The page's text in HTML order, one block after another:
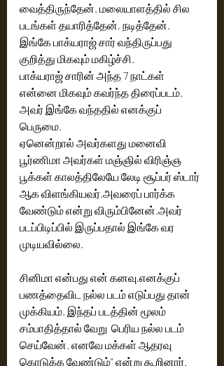
வைத்திருந்தேன். மலையாளத்தில் சில
படங்கள் தயாரித்தேன், நடித்தேன்.
இங்கே பாக்யராஜ் சார் வந்திருப்பது
குறித்து மிகவும் மகிழ்ச்சி.
பாக்யராஜ் சாரின் அந்த 7 நாட்கள்
என்னை மிகவும் கவர்ந்த திரைப்படம்.
அவர் இங்கே வந்ததில் எனக்குப்
பெருமை.
ஏனென்றால் அவர்களது மனைவி
பூர்ணிமா அவர்கள் மஞ்ஞில் விரிஞ்ஞ
பூக்கள் காலத்திலேயே லேடி சூப்பர் ஸ்டார்
ஆக விளங்கியவர்.அவரைப் பார்க்க
வேண்டும் என்று விரும்பினேன்.அவர்
படப்பிடிப்பில் இருப்பதால் இங்கே வர
முடியவில்லை.
சினிமா என்பது என் கனவு.எனக்குப்
பணத்தைவிட நல்ல படம் எடுப்பது தான்
முக்கியம். இந்தப் படத்தின் மூலம்
சம்பாதித்தால் வேறு  பெரிய நல்ல படம்
செய்வேன். எனவே மக்கள் ஆதரவு
கொடுக்க வேண்டும்" என்று கூறினார்.